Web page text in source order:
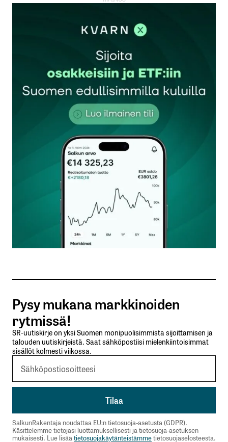
kirjautua
rekisteröityä
Sähköpostiosoitettasi ei julkaista.Pakolliset
kentät on merkitty*
Kommentti*
Nimesi tai nimimerkkisi
Sähköpostiosoitteesi
Tilaa SalkunRakentajan uutiskirje
Lähetä kommentti
Pysy mukana markkinoiden
rytmissä!
SR-uutiskirje on yksi Suomen monipuolisimmista sijoittamisen ja
talouden uutiskirjeistä. Saat sähköpostiisi mielenkiintoisimmat
sisällöt kolmesti viikossa.
SalkunRakentaja noudattaa EU:n tietosuoja-asetusta (GDPR).
Käsittelemme tietojasi luottamuksellisesti ja tietosuoja-asetuksen
mukaisesti. Lue lisäätietosuojakäytänteistämmetietosuojaselosteesta.